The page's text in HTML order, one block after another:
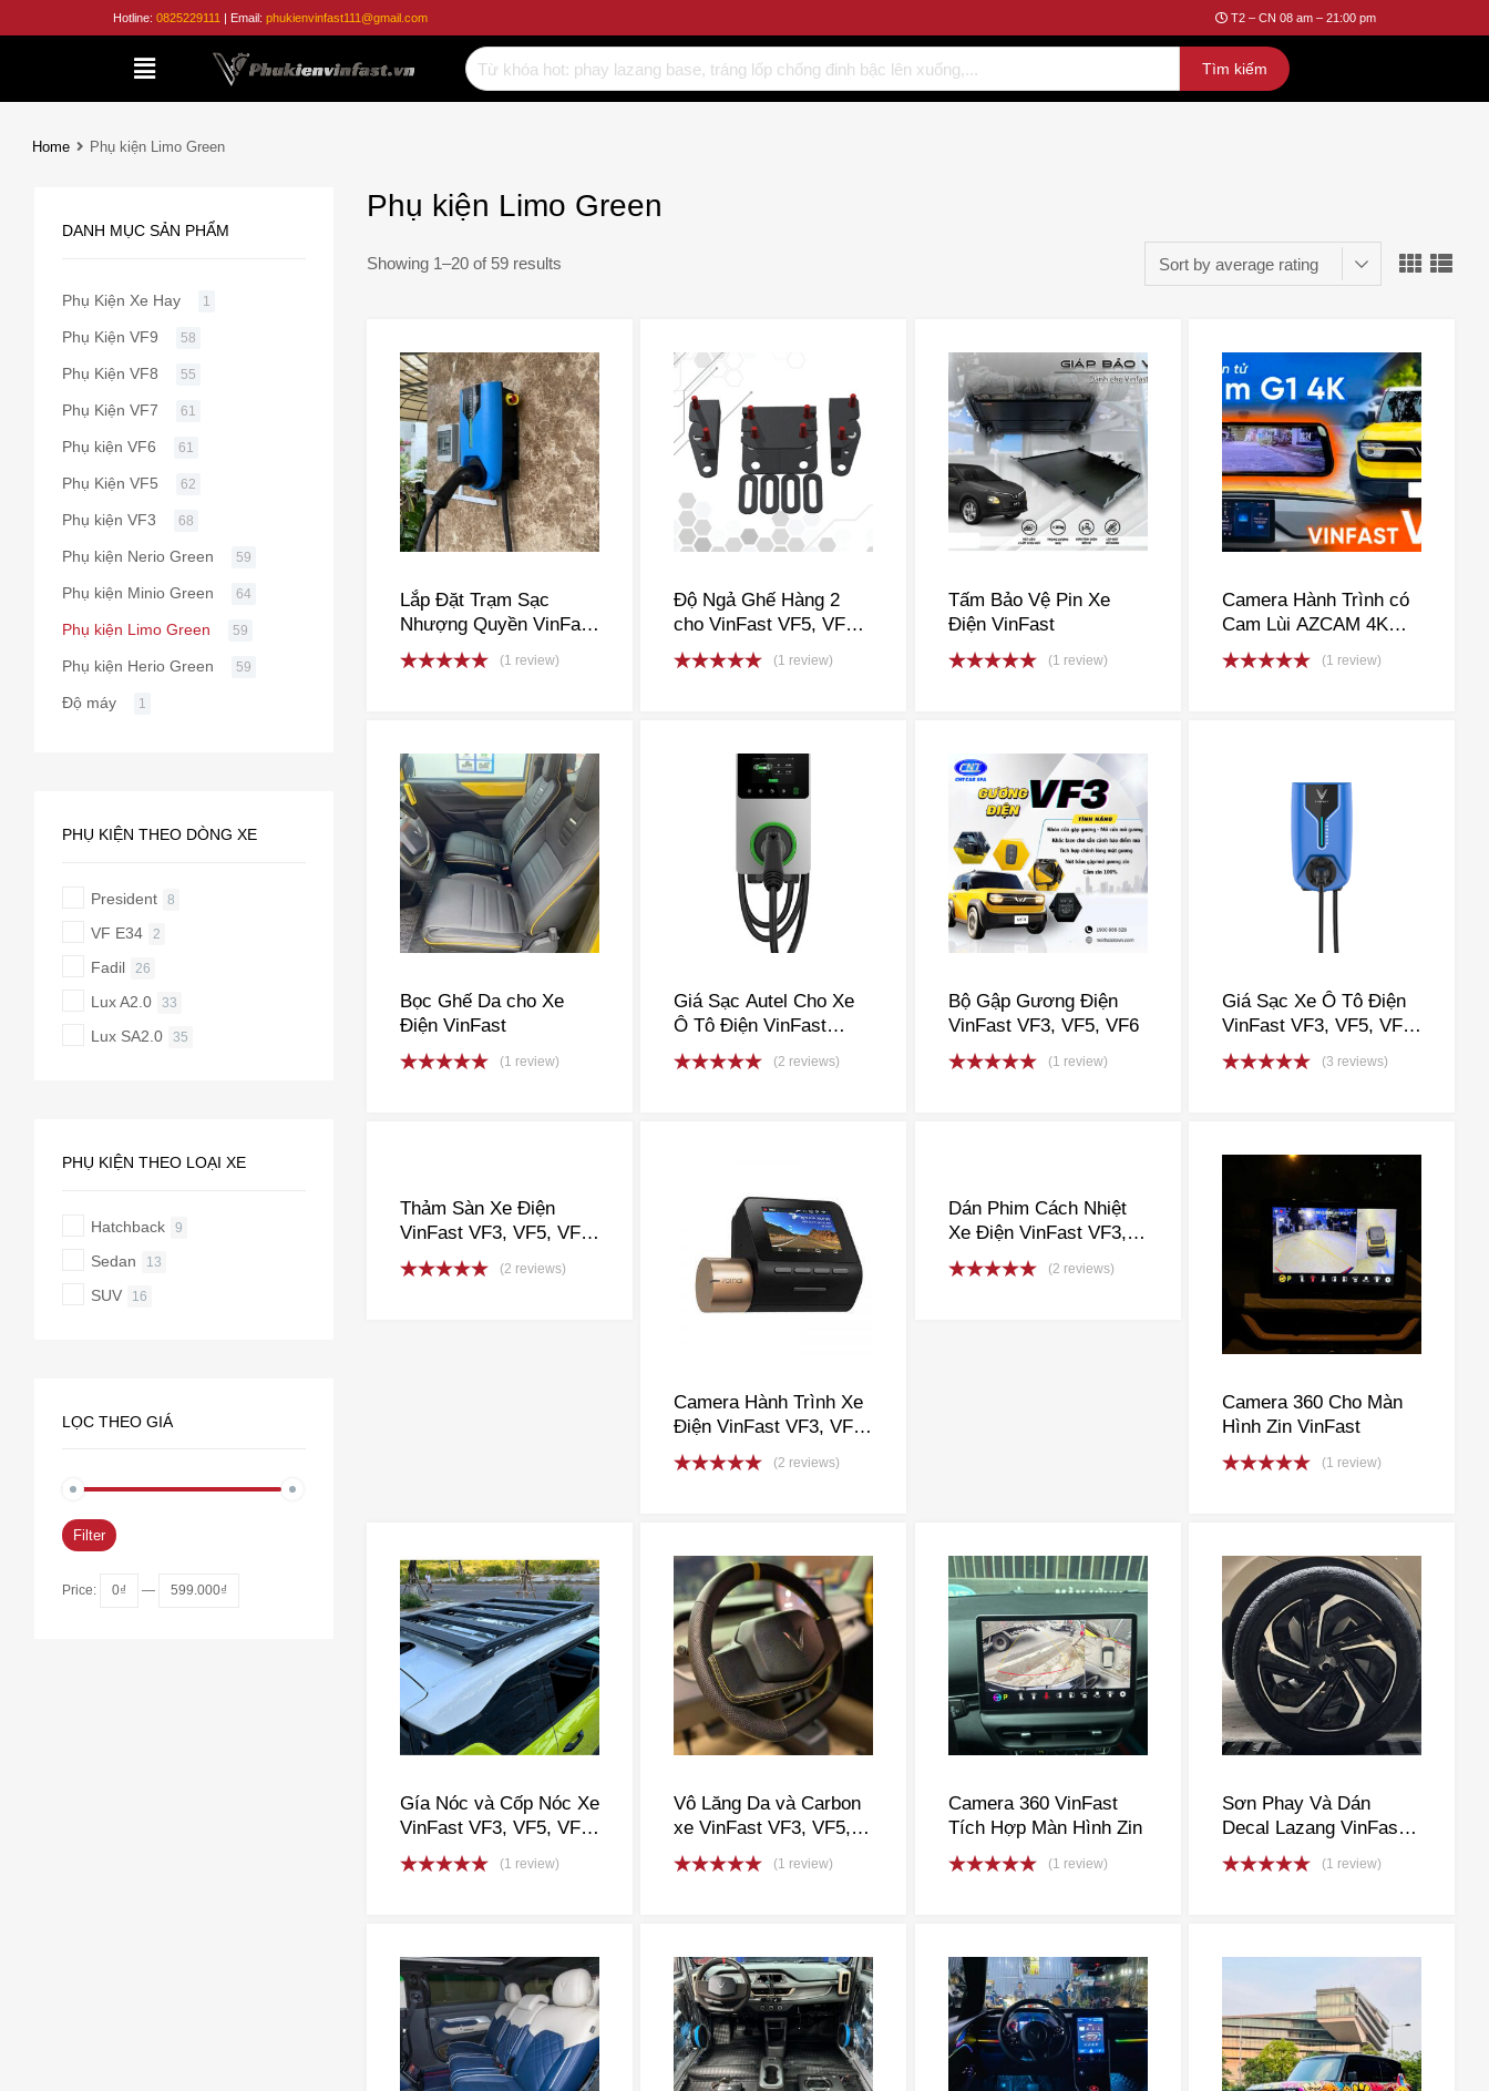
Kiện
Hotline: 0825229111 | Email: phukienvinfast111@gmail.com T2 – CN 08 am – 21:00 pm
Home Phụ kiện Limo Green
Phụ kiện Limo Green
Showing 1–20 of 59 results
Lắp Đặt Trạm Sạc
Nhượng Quyền VinFast
V-Green Tại Nhà
(1 review)
Độ Ngả Ghế Hàng 2
cho VinFast VF5, VF6,
VF7
(1 review)
Tấm Bảo Vệ Pin Xe
Điện VinFast
(1 review)
Camera Hành Trình có
Cam Lùi AZCAM 4K
cho VinFast
(1 review)
Bọc Ghế Da cho Xe
Điện VinFast
(1 review)
Giá Sạc Autel Cho Xe
Ô Tô Điện VinFast
VFe34, VF3, VF5, VF6,
VF7, VF8, VF9
(2 reviews)
Bộ Gập Gương Điện
VinFast VF3, VF5, VF6
(1 review)
Giá Sạc Xe Ô Tô Điện
VinFast VF3, VF5, VF6,
VF7, VF8, VF9, VFe34
– Sạc EverEV treo
(3 reviews)
Thảm Sàn Xe Điện
VinFast VF3, VF5, VF6,
VF7, VF8, VF9, VFe34
(2 reviews)
Camera Hành Trình Xe
Điện VinFast VF3, VF5,
VF6, VF7, VF8, VF9,
VFE34
(2 reviews)
Dán Phim Cách Nhiệt
Xe Điện VinFast VF3,
VF5, VF6, VF7, VF8,
VF9, VFe34
(2 reviews)
Camera 360 Cho Màn
Hình Zin VinFast
(1 review)
Gía Nóc và Cốp Nóc Xe
VinFast VF3, VF5, VF6,
VF7, VF8, VF9, VFe34
(1 review)
Vô Lăng Da và Carbon
xe VinFast VF3, VF5,
VF6, VF7, VF8, VF9,
VFe34
(1 review)
Camera 360 VinFast
Tích Hợp Màn Hình Zin
(1 review)
Sơn Phay Và Dán
Decal Lazang VinFast
VF3, VF5, VF6, VF7,
VF8, VF9, VFe34
(1 review)
DANH MỤC SẢN PHẨM
Phụ Kiện Xe Hay 1
Phụ Kiện VF9 58
Phụ Kiện VF8 55
Phụ Kiện VF7 61
Phụ kiện VF6 61
Phụ Kiện VF5 62
Phụ kiện VF3 68
Phụ kiện Nerio Green 59
Phụ kiện Minio Green 64
Phụ kiện Limo Green 59
Phụ kiện Herio Green 59
Độ máy 1
PHỤ KIỆN THEO DÒNG XE
President 8
VF E34 2
Fadil 26
Lux A2.0 33
Lux SA2.0 35
PHỤ KIỆN THEO LOẠI XE
Hatchback 9
Sedan 13
SUV 16
LỌC THEO GIÁ
Filter
Price: 0₫ — 599.000₫